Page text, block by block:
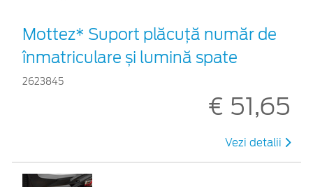
Mottez* Suport plăcuță număr de
înmatriculare și lumină spate
2623845
€ 51,65
Vezi detalii